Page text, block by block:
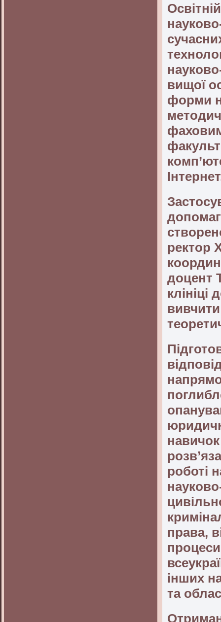
вищої
форми
ректор
доцент
клініці
навичок
роботі
права,
інших
та